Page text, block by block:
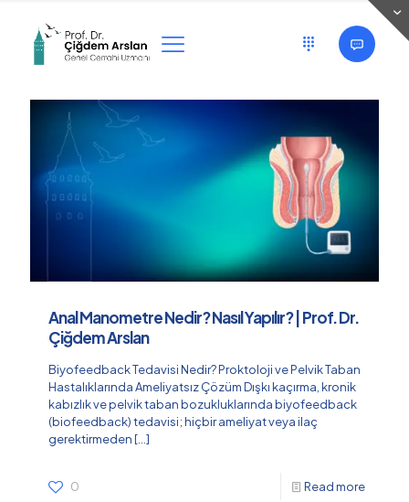
Categories Tags Show all
Anal Manometre Nedir? Nasıl Yapılır? | Prof. Dr.
Çiğdem Arslan
Biyofeedback Tedavisi Nedir? Proktoloji ve Pelvik Taban
Hastalıklarında Ameliyatsız Çözüm Dışkı kaçırma, kronik
kabızlık ve pelvik taban bozukluklarında biyofeedback
(biofeedback) tedavisi; hiçbir ameliyat veya ilaç
gerektirmeden[…]
0 Read more